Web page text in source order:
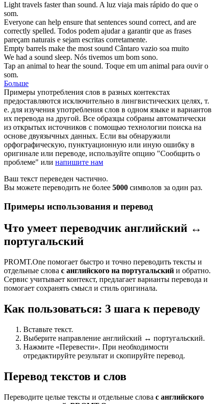
Light travels faster than sound. A luz viaja mais rápido do que o
som.
Everyone can help ensure that sentences sound correct, and are
correctly spelled. Todos podem ajudar a garantir que as frases
pareçam naturais e sejam escritas corretamente.
Empty barrels make the most sound Cântaro vazio soa muito
We had a sound sleep. Nós tivemos um bom sono.
Tap an animal to hear the sound. Toque em um animal para ouvir o
som.
Больше
Примеры употребления слов в разных контекстах
предоставляются исключительно в лингвистических целях, т.
е. для изучения употребления слов в одном языке и вариантов
их перевода на другой. Все образцы собраны автоматически
из открытых источников с помощью технологии поиска на
основе двуязычных данных. Если вы обнаружили
орфографическую, пунктуационную или иную ошибку в
оригинале или переводе, используйте опцию "Сообщить о
проблеме" или напишите нам
Ваш текст переведен частично.
Вы можете переводить не более 5000 символов за один раз.
Примеры использования и перевод
Что умеет переводчик английский ↔
португальский
PROMT.One помогает быстро и точно переводить тексты и
отдельные слова с английского на португальский и обратно.
Сервис учитывает контекст, предлагает варианты перевода и
помогает сохранять смысл и стиль оригинала.
Как пользоваться: 3 шага к переводу
Вставьте текст.
Выберите направление английский ↔ португальский.
Нажмите «Перевести». При необходимости
отредактируйте результат и скопируйте перевод.
Перевод текстов и слов
Переводите целые тексты и отдельные слова с английского